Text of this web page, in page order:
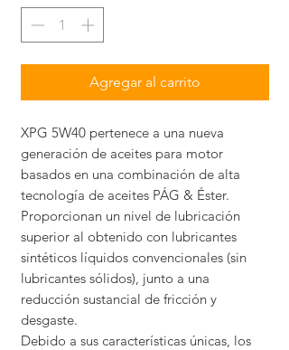
Agregar al carrito
XPG 5W40 pertenece a una nueva
generación de aceites para motor
basados en una combinación de alta
tecnología de aceites PÁG & Éster.
Proporcionan un nivel de lubricación
superior al obtenido con lubricantes
sintéticos líquidos convencionales (sin
lubricantes sólidos), junto a una
reducción sustancial de fricción y
desgaste.
Debido a sus características únicas, los